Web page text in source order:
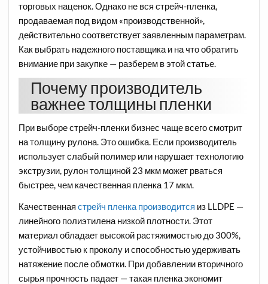
торговых наценок. Однако не вся стрейч-пленка,
продаваемая под видом «производственной»,
действительно соответствует заявленным параметрам.
Как выбрать надежного поставщика и на что обратить
внимание при закупке — разберем в этой статье.
Почему производитель
важнее толщины пленки
При выборе стрейч-пленки бизнес чаще всего смотрит
на толщину рулона. Это ошибка. Если производитель
использует слабый полимер или нарушает технологию
экструзии, рулон толщиной 23 мкм может рваться
быстрее, чем качественная пленка 17 мкм.
Качественнаястрейч пленка производится из LLDPE —
линейного полиэтилена низкой плотности. Этот
материал обладает высокой растяжимостью до 300%,
устойчивостью к проколу и способностью удерживать
натяжение после обмотки. При добавлении вторичного
сырья прочность падает — такая пленка экономит